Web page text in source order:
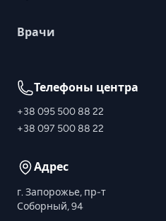
Врачи
Телефоны центра
+38 095 500 88 22
+38 097 500 88 22
Адрес
г. Запорожье, пр-т
Соборный, 94